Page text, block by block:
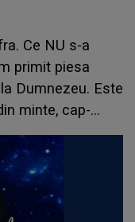
Ce NU s-a
primit piesa
Dumnezeu. Este
minte, cap-